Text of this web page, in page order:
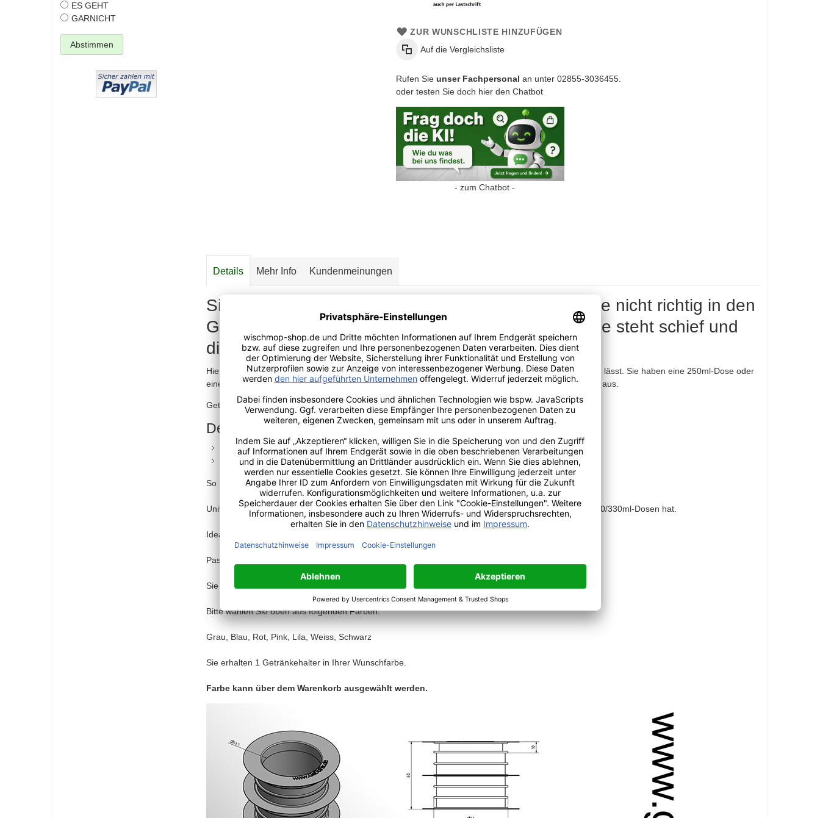
ZUR WUNSCHLISTE HINZUFÜGEN
Auf die Vergleichsliste
Rufen Sieunser Fachpersonal an unter 02855-3036455.
oder testen Sie doch hier den Chatbot
- zum Chatbot -
Details
Sie kennen das Problem ? Energy-Dose im Auto, die nicht richtig in den
Getränkehalter passt, dann eine Kurve und die Dose steht schief und
die klebrige Flüssigkeit läuft über.
Hier erhalten Sie einen universalenGetränkeDosenFixkurz GEDOFIX 1.0, der sich überall einsetzen lässt. Sie haben eine 250ml-Dose oder
eine 330ml-Dose ? Kein Problem, durcheinfaches umdrehenwählen Sie den richtigen Durchmesser aus.
Getränkedosenhalter für250ml-, 330ml-Dosen
Der Gedofix hat 2 Öffnungen:
eine mit Durchmesser:53,5mm
und die andere mit Durchmesser:58,20mm
So kann durch einfaches Umdrehen der richtige Durchmesser ausgewählt werden.
Universell einsetzbar für fast jeden Fahrzeugtyp, der keinen Getränkehalter für Energy-Dosen oder 250/330ml-Dosen hat.
Ideal auch für den Fahrrad-Getränkehalter.
Passt sich automatisch durch die biegsamen Lamellen an den Getränkehalter an.
Sie erhalten 1 Stück in Ihrer Wunschfarbe.
Bitte wählen Sie oben aus folgenden Farben:
Grau, Blau, Rot, Pink, Lila, Weiss, Schwarz
Sie erhalten 1 Getränkehalter in Ihrer Wunschfarbe.
Farbe kann über dem Warenkorb ausgewählt werden.
Mehr Info Kundenmeinungen
ES GEHT
GARNICHT
Abstimmen